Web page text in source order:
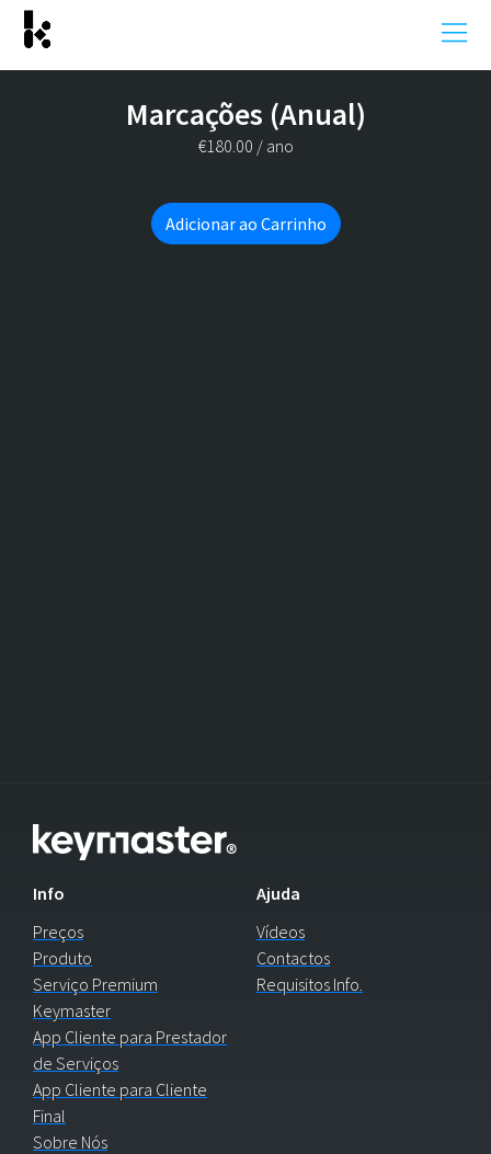
Marcações (Anual)
€180.00 / ano
Adicionar ao Carrinho
Info
Preços
Produto
Serviço Premium
Keymaster
App Cliente para Prestador
de Serviços
App Cliente para Cliente
Final
Sobre Nós
Ajuda
Vídeos
Contactos
Requisitos Info.